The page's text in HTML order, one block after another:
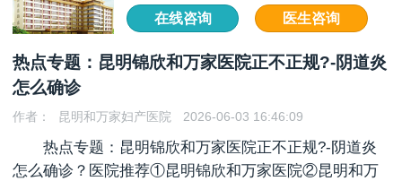
在线咨询 医生咨询
热点专题：昆明锦欣和万家医院正不正规?-阴道炎
怎么确诊
作者： 昆明和万家妇产医院 2026-06-03 16:46:09
热点专题：昆明锦欣和万家医院正不正规?- 阴道炎
怎么确诊 ？医院推荐①昆明锦欣和万家医院②昆明和万